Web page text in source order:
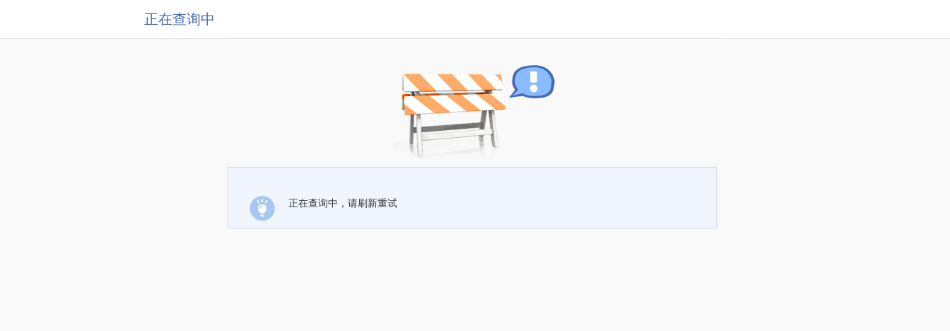
正在查询中
正在查询中，请刷新重试